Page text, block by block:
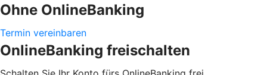
Ohne OnlineBanking
Termin vereinbaren
OnlineBanking freischalten